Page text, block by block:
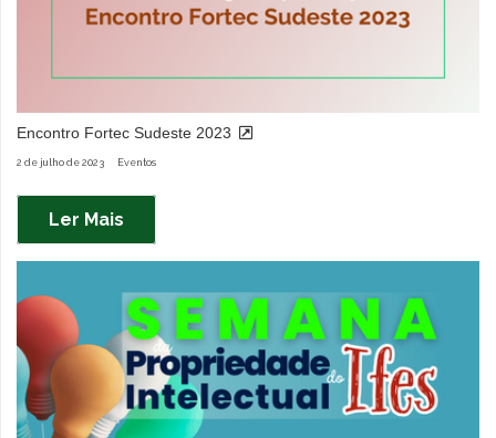
Encontro Fortec Sudeste 2023
2 de julho de 2023 Eventos
Ler Mais